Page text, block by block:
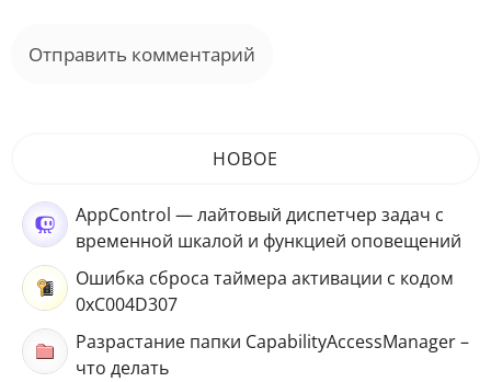
НОВОЕ
AppControl — лайтовый диспетчер задач с
временной шкалой и функцией оповещений
Ошибка сброса таймера активации с кодом
0xC004D307
Разрастание папки CapabilityAccessManager –
что делать